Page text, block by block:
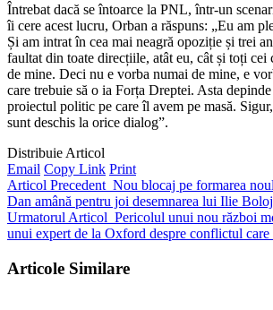
Întrebat dacă se întoarce la PNL, într-un
îi cere acest lucru, Orban a răspuns: „Eu am
Și am intrat în cea mai neagră opoziție și trei
faultat din toate direcțiile, atât eu, cât și toți cei
de mine. Deci nu e vorba numai de mine, e
care trebuie să o ia Forța Dreptei. Asta
proiectul politic pe care îl avem pe masă.
sunt deschis la orice dialog”.
Distribuie Articol
Email Copy Link Print
Articol Precedent Nou blocaj pe formarea
Dan amână pentru joi desemnarea lui Ilie
Urmatorul Articol Pericolul unui nou război
unui expert de la Oxford despre conflictul care
Articole Similare